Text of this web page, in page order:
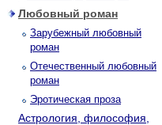
Любовный роман
Зарубежный любовный
роман
Отечественный любовный
роман
Эротическая проза
Астрология, философия,